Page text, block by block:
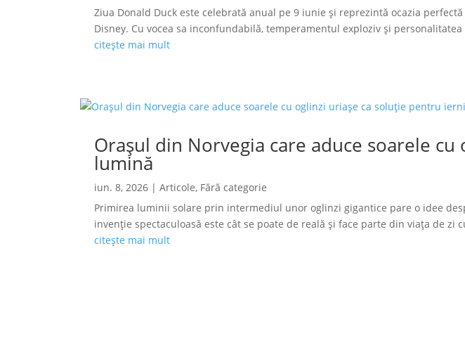
Ziua Donald Duck este celebrată anual pe 9 iunie și reprezintă ocazia
Disney. Cu vocea sa inconfundabilă, temperamentul exploziv și
citește mai mult
Orașul din Norvegia care aduce soarele
lumină
iun. 8, 2026 |Articole, Fără categorie
Primirea luminii solare prin intermediul unor oglinzi gigantice pare o idee
invenție spectaculoasă este cât se poate de reală și face parte din viața de zi
citește mai mult